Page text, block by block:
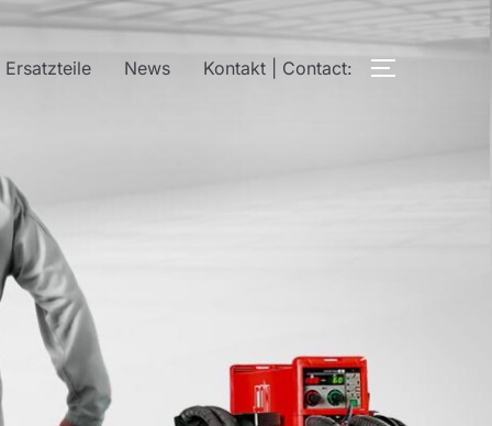
Ersatzteile News Kontakt | Contact: